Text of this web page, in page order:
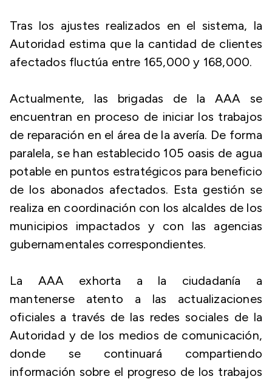
Tras los ajustes realizados en el sistema, la
Autoridad estima que la cantidad de clientes
afectados fluctúa entre 165,000 y 168,000.
Actualmente, las brigadas de la AAA se
encuentran en proceso de iniciar los trabajos
de reparación en el área de la avería. De forma
paralela, se han establecido 105 oasis de agua
potable en puntos estratégicos para beneficio
de los abonados afectados. Esta gestión se
realiza en coordinación con los alcaldes de los
municipios impactados y con las agencias
gubernamentales correspondientes.
La AAA exhorta a la ciudadanía a
mantenerse atento a las actualizaciones
oficiales a través de las redes sociales de la
Autoridad y de los medios de comunicación,
donde se continuará compartiendo
información sobre el progreso de los trabajos